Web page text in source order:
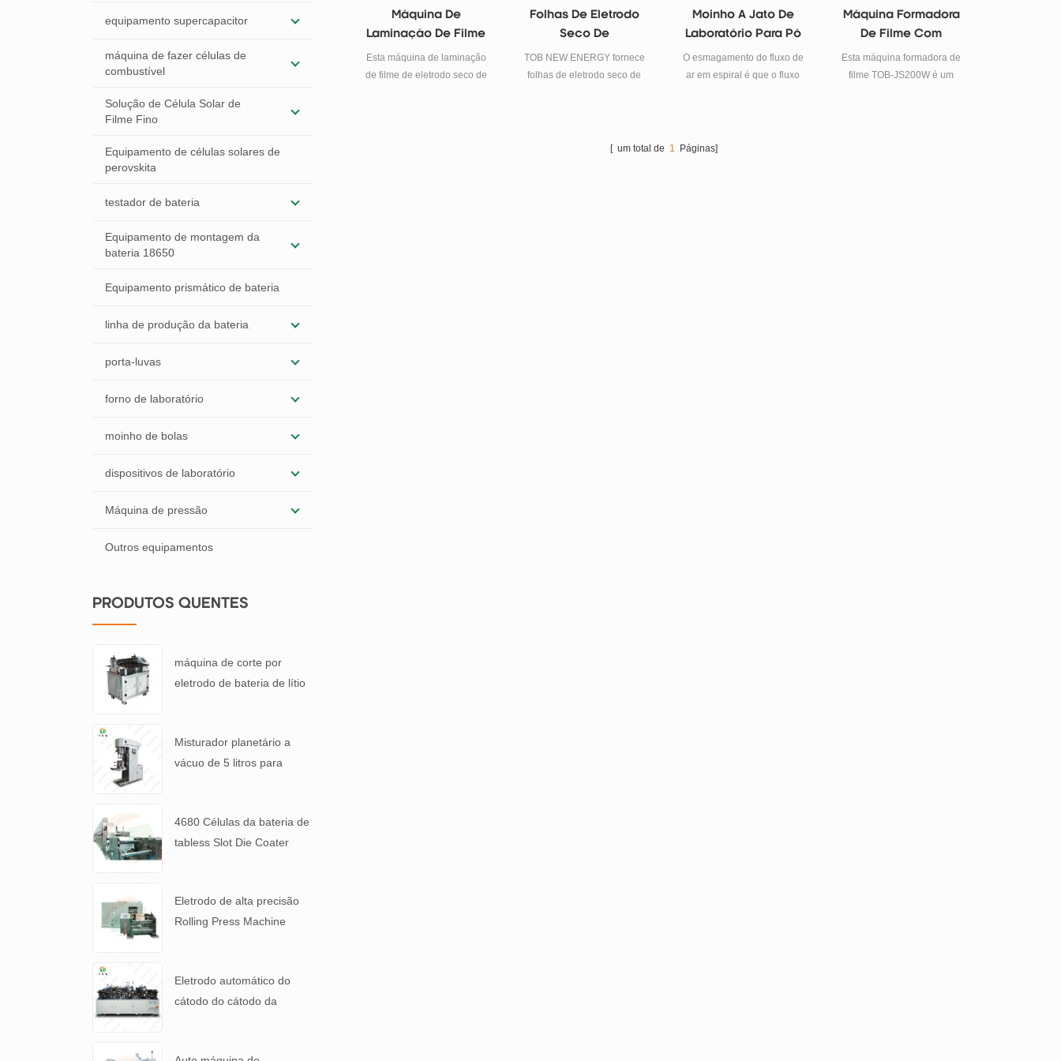
equipamento supercapacitor
máquina de fazer células de
combustível
Solução de Célula Solar de
Filme Fino
Equipamento de células solares de
perovskita
testador de bateria
Equipamento de montagem da
bateria 18650
Equipamento prismático de bateria
linha de produção da bateria
porta-luvas
forno de laboratório
moinho de bolas
dispositivos de laboratório
Máquina de pressão
Outros equipamentos
PRODUTOS QUENTES
máquina de corte por
eletrodo de bateria de lítio
Misturador planetário a
vácuo de 5 litros para
4680 Células da bateria de
tabless Slot Die Coater
Eletrodo de alta precisão
Rolling Press Machine
Eletrodo automático do
cátodo do cátodo da
Máquina De
Laminação De Filme
De Eletrodo Seco
Com Revestimento
Esta máquina de laminação
de filme de eletrodo seco de
Folhas De Eletrodo
Seco De
Supercapacitor Para
Venda
TOB NEW ENERGY fornece
folhas de eletrodo seco de
Moinho A Jato De
Laboratório Para Pó
De Eletrodo Seco
O esmagamento do fluxo de
ar em espiral é que o fluxo
moagem na direção
Máquina Formadora
De Filme Com
Eletrodo Seco De
Laboratório
Esta máquina formadora de
filme TOB-JS200W é um
[ um total de 1 Páginas]